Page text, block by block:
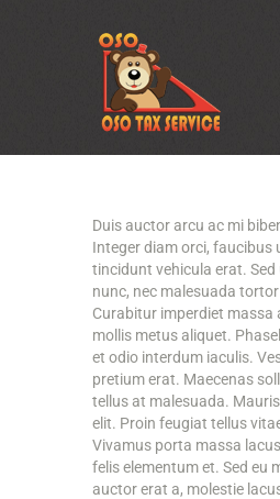
Duis auctor arcu ac mi
Integer diam orci, faucibus
tincidunt vehicula erat.
nunc, nec malesuada
Curabitur imperdiet massa
mollis metus aliquet.
et odio interdum iaculis.
pretium erat. Maecenas
tellus at malesuada.
elit. Proin feugiat tellus
Vivamus porta massa
felis elementum et. Sed eu
auctor erat a, molestie